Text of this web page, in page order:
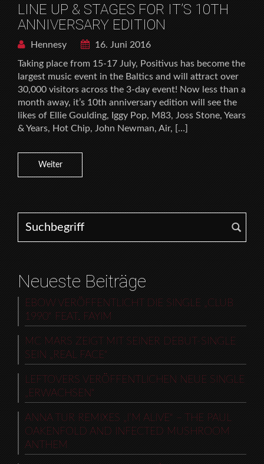
LINE UP & STAGES FOR IT’S 10TH
ANNIVERSARY EDITION
Hennesy
16. Juni 2016
Taking place from 15-17 July, Positivus has become the
largest music event in the Baltics and will attract over
30,000 visitors across the 3-day event! Now less than a
month away, it’s 10th anniversary edition will see the
likes of Ellie Goulding, Iggy Pop, M83, Joss Stone, Years
& Years, Hot Chip, John Newman, Air, […]
Weiter
Search for:
Neueste Beiträge
EBOW VERÖFFENTLICHT DIE SINGLE „CLUB
1990“ FEAT. FAYIM
MC MARS ZEIGT MIT SEINER DEBUT-SINGLE
SEIN „REAL FACE“
LEFTOVERS VERÖFFENTLICHEN NEUE SINGLE
„ERWACHSEN“
ANNA TUR REMIXES „I’M ALIVE“ – THE PAUL
OAKENFOLD AND INFECTED MUSHROOM
ANTHEM